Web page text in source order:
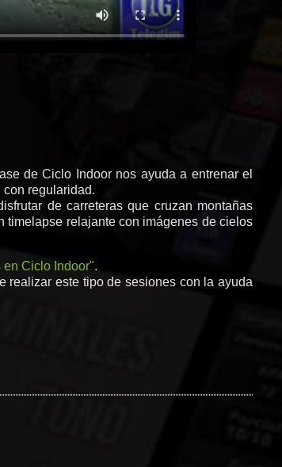
de Ciclo Indoor nos ayuda a entrenar el
regularidad.
de carreteras que cruzan montañas
timelapse relajante con imágenes de cielos
Ciclo Indoor".
realizar este tipo de sesiones con la ayuda